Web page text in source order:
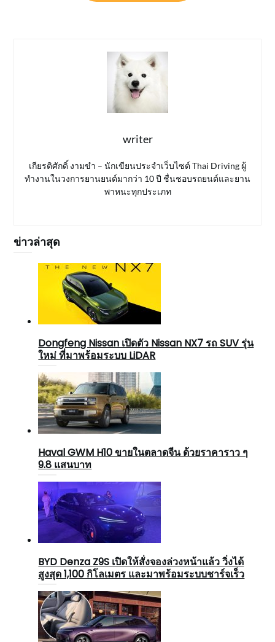
writer
เกียรติศักดิ์ งามขำ – นักเขียนประจำเว็บไซต์ Thai Driving ผู้
ทำงานในวงการยานยนต์มากว่า 10 ปี ชื่นชอบรถยนต์และยาน
พาหนะทุกประเภท
ข่าวล่าสุด
Dongfeng Nissan เปิดตัว Nissan NX7 รถ SUV รุ่น
ใหม่ ที่มาพร้อมระบบ LiDAR
Haval GWM H10 ขายในตลาดจีน ด้วยราคาราว ๆ
9.8 แสนบาท
BYD Denza Z9S เปิดให้สั่งจองล่วงหน้าแล้ว วิ่งได้
สูงสุด 1,100 กิโลเมตร และมาพร้อมระบบชาร์จเร็ว